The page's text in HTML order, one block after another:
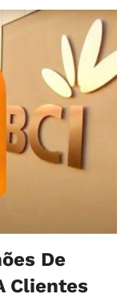
De
Clientes